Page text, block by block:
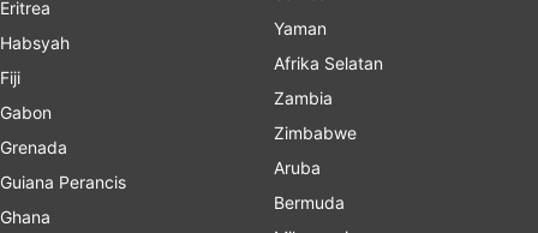
Eritrea
Habsyah
Fiji
Gabon
Grenada
Guiana Perancis
Ghana
Yaman
Afrika Selatan
Zambia
Zimbabwe
Aruba
Bermuda